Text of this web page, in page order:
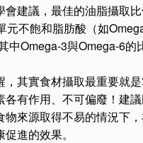
建議，最佳的油脂攝取
元不飽和脂肪酸（如
中Omega-3與Omega-6的
，其實食材攝取最重要就
各有作用、不可偏廢！建
物來源取得不易的情況下
進的效果。